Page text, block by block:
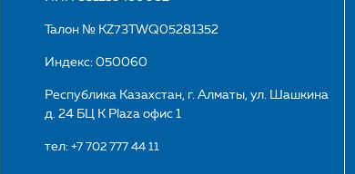
Талон № KZ73TWQ05281352
Индекс: 050060
Республика Казахстан, г. Алматы, ул. Шашкина
д. 24 БЦ K Plaza офис 1
тел:+7 702 777 44 11